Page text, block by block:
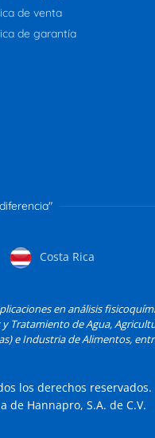
de venta
de garantía
Costa Rica
en análisis
de Agua,
e Industria de Alimentos,
los derechos reservados.
Hannapro, S.A. de C.V.